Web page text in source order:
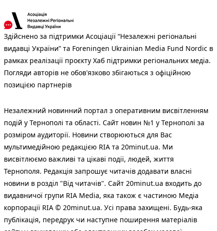
Здійснено за підтримки Асоціації “Незалежні регіональні
видавці України” та Foreningen Ukrainian Media Fund Nordic в
рамках реалізації проєкту Хаб підтримки регіональних медіа.
Погляди авторів не обов'язково збігаються з офіційною
позицією партнерів
Незалежний новинний портал з оперативним висвітленням
подій у Тернополі та області. Сайт новин №1 у Тернополі за
розміром аудиторії. Новини створюються для Вас
мультимедійною редакцією RIA та 20minut.ua. Ми
висвітлюємо важливі та цікаві події, людей, життя
Тернополя. Редакція запрошує читачів додавати власні
новини в розділ "Від читачів". Сайт 20minut.ua входить до
видавничої групи RIA Media, яка також є частиною Медіа
корпорації RIA © 20minut.ua. Усі права захищені. Будь-яка
публiкацiя, передрук чи наступне поширення матеріалів